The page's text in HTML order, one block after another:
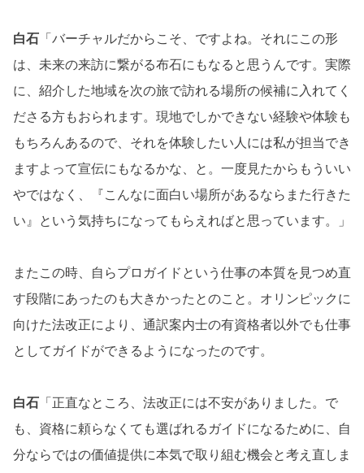
白石 「バーチャルだからこそ、ですよね。それにこの形
は、未来の来訪に繋がる布石にもなると思うんです。実際
に、紹介した地域を次の旅で訪れる場所の候補に入れてく
ださる方もおられます。現地でしかできない経験や体験も
もちろんあるので、それを体験したい人には私が担当でき
ますよって宣伝にもなるかな、と。一度見たからもういい
やではなく、『こんなに面白い場所があるならまた行きた
い』という気持ちになってもらえればと思っています。」
またこの時、自らプロガイドという仕事の本質を見つめ直
す段階にあったのも大きかったとのこと。オリンピックに
向けた法改正により、通訳案内士の有資格者以外でも仕事
としてガイドができるようになったのです。
白石 「正直なところ、法改正には不安がありました。で
も、資格に頼らなくても選ばれるガイドになるために、自
分ならではの価値提供に本気で取り組む機会と考え直しま